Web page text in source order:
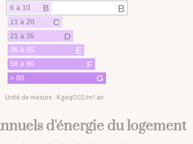
B
B
6 à 10
C
11 à 20
D
21 à 35
E
36 à 55
F
56 à 80
G
> 80
Unité de mesure : KgeqCO2/m².an
d'énergie du logement